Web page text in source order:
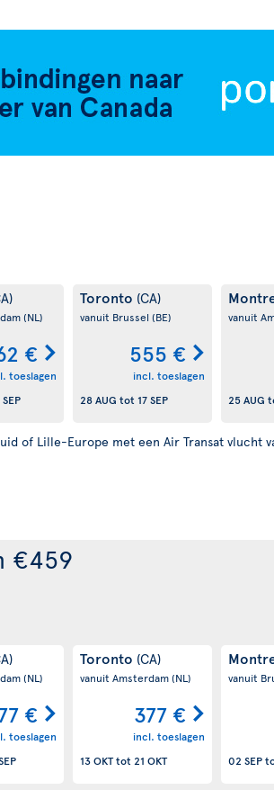
(NL)
€
toeslagen
SEP
Toronto (CA)
vanuit Brussel (BE)
555 €
incl. toeslagen
28 AUG tot 17 SEP
vanuit
25 AUG
of Lille-Europe met een Air Transat vlucht
€459
(NL)
€
toeslagen
Toronto (CA)
vanuit Amsterdam(NL)
377 €
incl. toeslagen
13 OKTtot 21 OKT
vanuit
02 SEP